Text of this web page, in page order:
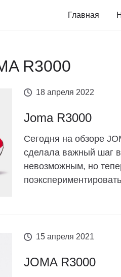
Главная
R3000
18 апреля 2022
Joma R3000
Сегодня на обзоре
сделала важный шаг
невозможным, но
15 апреля 2021
JOMA R3000